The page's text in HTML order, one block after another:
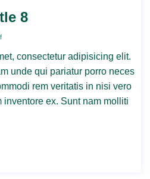
8
consectetur adipisicing elit.
unde qui pariatur porro neces
rem veritatis in nisi vero
inventore ex. Sunt nam molliti